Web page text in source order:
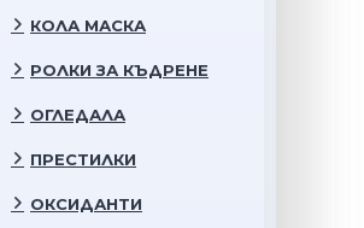
КОЛА МАСКА
РОЛКИ ЗА КЪДРЕНЕ
ОГЛЕДАЛА
ПРЕСТИЛКИ
ОКСИДАНТИ